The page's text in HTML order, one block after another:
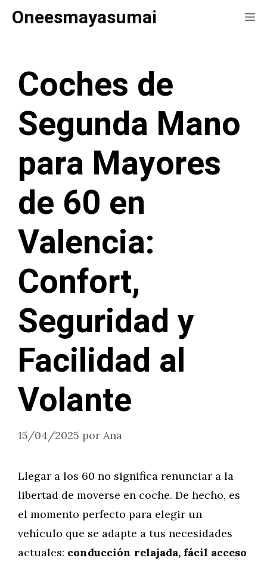
SaltarOneesmayasumai
Coches de
Segunda Mano
para Mayores
de 60 en
Valencia:
Confort,
Seguridad y
Facilidad al
Volante
15/04/2025 por Ana
Llegar a los 60 no significa renunciar a la
libertad de moverse en coche. De hecho, es
el momento perfecto para elegir un
vehículo que se adapte a tus necesidades
actuales: conducción relajada, fácil acceso